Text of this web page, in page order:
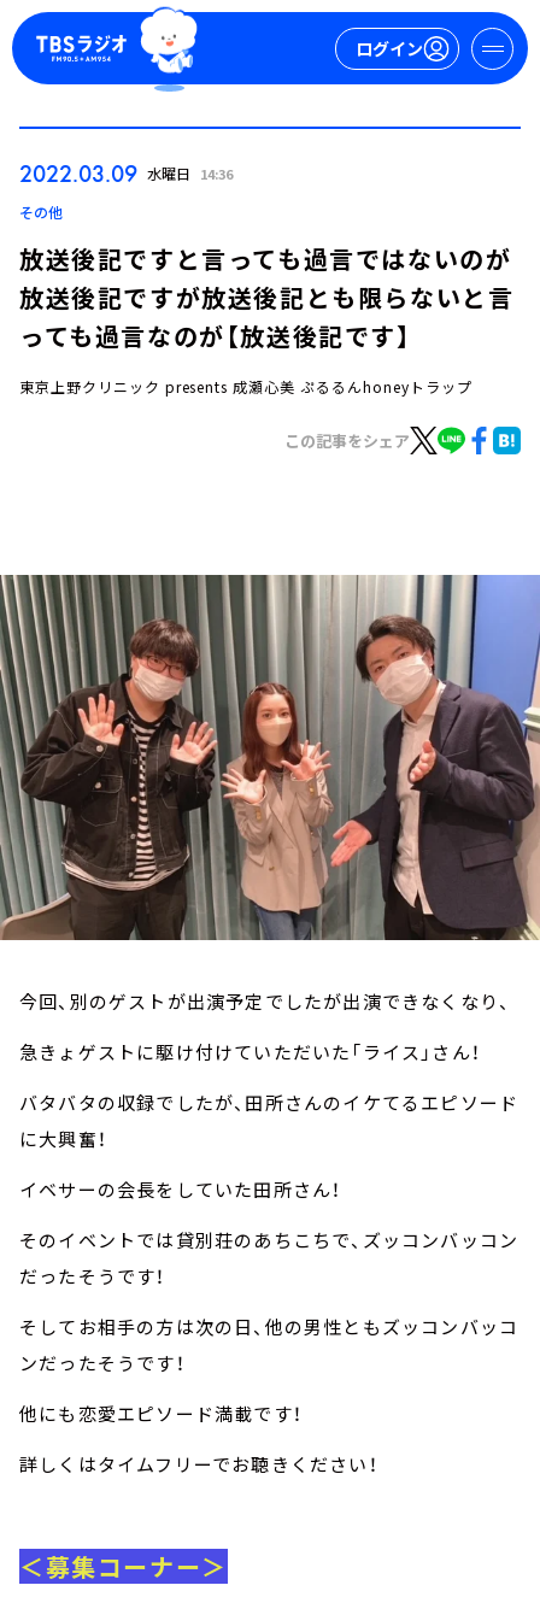
ログイン
イベント・グッズ
YouTube
会社情報
2022.03.09 水曜日 14:36
その他
放送後記ですと言っても過言ではないのが
放送後記ですが放送後記とも限らないと言
っても過言なのが【放送後記です】
東京上野クリニック presents 成瀬心美 ぷるるんhoneyトラップ
この記事をシェア
今回、別のゲストが出演予定でしたが出演できなくなり、
急きょゲストに駆け付けていただいた「ライス」さん！
バタバタの収録でしたが、田所さんのイケてるエピソード
に大興奮！
イベサーの会長をしていた田所さん！
そのイベントでは貸別荘のあちこちで、ズッコンバッコン
だったそうです！
そしてお相手の方は次の日、他の男性ともズッコンバッコ
ンだったそうです！
他にも恋愛エピソード満載です！
詳しくはタイムフリーでお聴きください！
＜募集コーナー＞